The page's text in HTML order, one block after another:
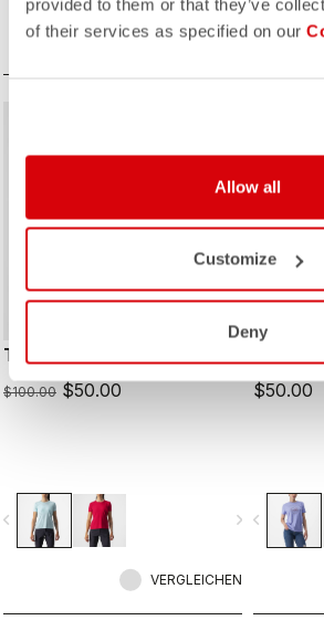
provided to them or that they’ve
of their services as specified on our
Allow all
Customize
Deny
VERGLEICHEN
TECH 2 W TEE
$100.00 $50.00
navigate_next
VERGLEICHEN
$50.00
navigate_before